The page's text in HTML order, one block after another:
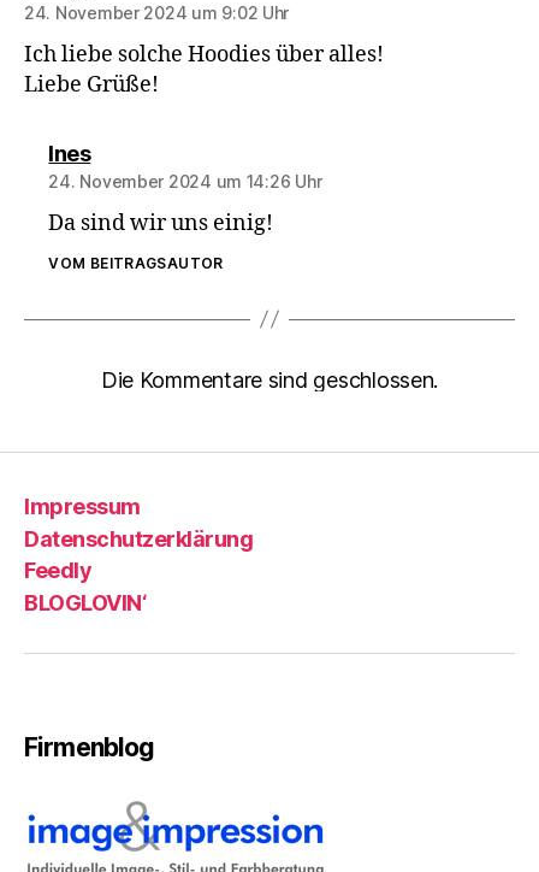
24. November 2024 um 9:02 Uhr
Ich liebe solche Hoodies über alles!
Liebe Grüße!
Inessagt:
24. November 2024 um 14:26 Uhr
Da sind wir uns einig!
VOM BEITRAGSAUTOR
Die Kommentare sind geschlossen.
Impressum
Datenschutzerklärung
Feedly
BLOGLOVIN‘
Firmenblog